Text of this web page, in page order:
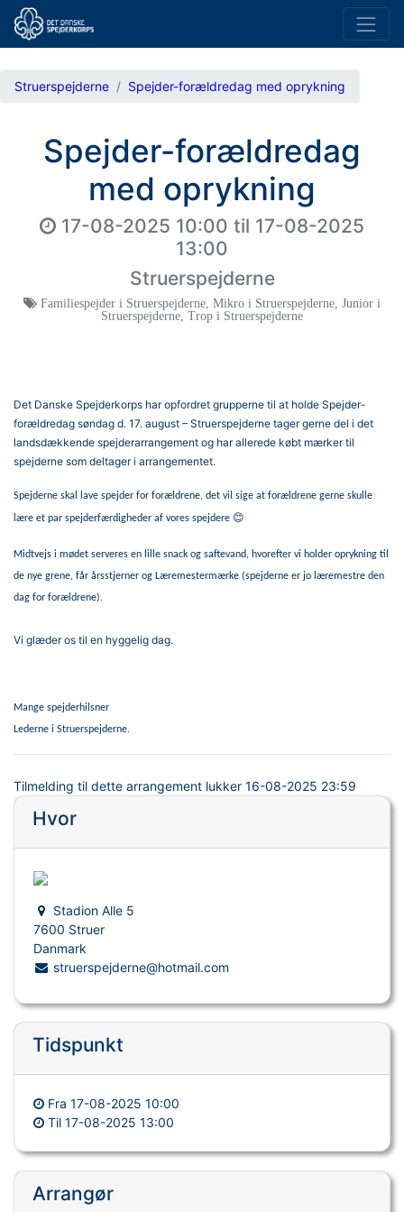
Struerspejderne Spejder-forældredag med oprykning
Spejder-forældredag
med oprykning
17-08-2025 10:00 til 17-08-2025
13:00
Struerspejderne
Familiespejder i Struerspejderne Mikro i Struerspejderne Junior i
Struerspejderne Trop i Struerspejderne
Det Danske Spejderkorps har opfordret grupperne til at holde Spejder-
forældredag søndag d. 17. august – Struerspejderne tager gerne del i det
landsdækkende spejderarrangement og har allerede købt mærker til
spejderne som deltager i arrangementet.
Spejderne skal lave spejder for forældrene, det vil sige at forældrene gerne skulle
lære et par spejderfærdigheder af vores spejdere 😊
Midtvejs i mødet serveres en lille snack og saftevand, hvorefter vi holder oprykning til
de nye grene, får årsstjerner og Læremestermærke (spejderne er jo læremestre den
dag for forældrene).
Vi glæder os til en hyggelig dag.
Mange spejderhilsner
Lederne i Struerspejderne.
Tilmelding til dette arrangement lukker 16-08-2025 23:59
Hvor
Stadion Alle 5
7600 Struer
Danmark
struerspejderne@hotmail.com
Tidspunkt
Fra 17-08-2025 10:00
Til 17-08-2025 13:00
Arrangør